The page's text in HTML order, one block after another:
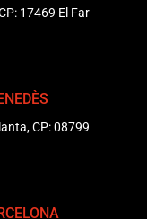
17469 El Far
CP: 08799